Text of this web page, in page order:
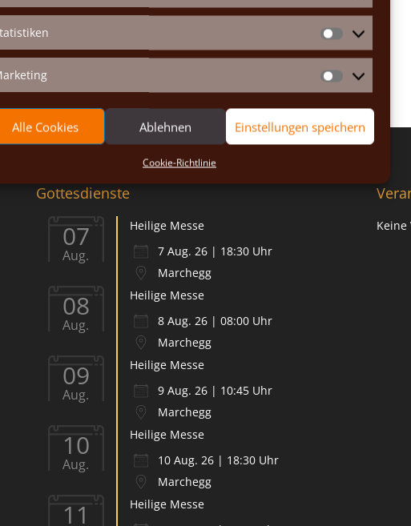
Statistiken
Marketing
Alle Cookies Ablehnen Einstellungen speichern
Cookie-Richtlinie
Gottesdienste
07
Aug.
Heilige Messe
7 Aug. 26 | 18:30 Uhr
Marchegg
08
Aug.
Heilige Messe
8 Aug. 26 | 08:00 Uhr
Marchegg
09
Aug.
Heilige Messe
9 Aug. 26 | 10:45 Uhr
Marchegg
10
Aug.
Heilige Messe
10 Aug. 26 | 18:30 Uhr
Marchegg
11
Heilige Messe
Keine